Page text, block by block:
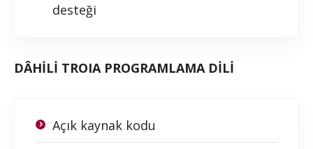
desteği
DÂHİLİ TROIA PROGRAMLAMA DİLİ
Açık kaynak kodu